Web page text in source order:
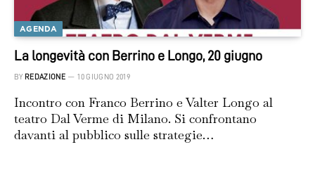
AGENDA
La longevità con Berrino e Longo, 20 giugno
BY REDAZIONE 10 GIUGNO 2019
Incontro con Franco Berrino e Valter Longo al
teatro Dal Verme di Milano. Si confrontano
davanti al pubblico sulle strategie…